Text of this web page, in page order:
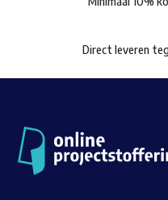
Direct leveren